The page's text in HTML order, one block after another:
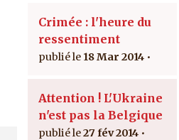
Crimée : l'heure du
ressentiment
18 Mar 2014
Attention ! L'Ukraine
n'est pas la Belgique
27 fév 2014